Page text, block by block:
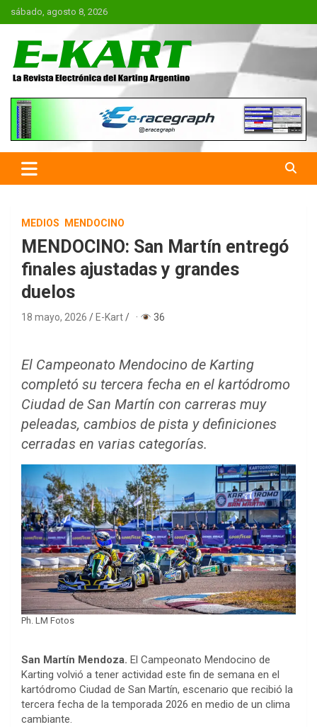
Saltar
al
sábado, agosto 8, 2026
E-Kart.com.ar | La Revista
Electrónica del Karting en
Argentina
MEDIOS MENDOCINO
MENDOCINO: San Martín entregó
finales ajustadas y grandes
duelos
18 mayo, 2026 E-Kart · 36
El Campeonato Mendocino de Karting
completó su tercera fecha en el kartódromo
Ciudad de San Martín con carreras muy
peleadas, cambios de pista y definiciones
cerradas en varias categorías.
Ph. LM Fotos
San Martín Mendoza. El Campeonato Mendocino de
Karting volvió a tener actividad este fin de semana en el
kartódromo Ciudad de San Martín, escenario que recibió la
tercera fecha de la temporada 2026 en medio de un clima
cambiante.